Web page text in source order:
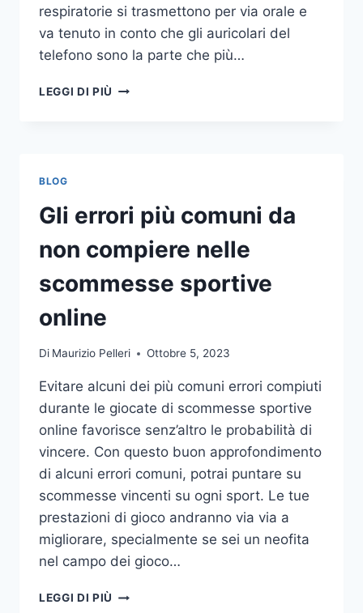
respiratorie si trasmettono per via orale e
va tenuto in conto che gli auricolari del
telefono sono la parte che più…
LEGGI DI PIÙ UN
PULIZIA
DELLE
APPARECCHIATURE
DA
BLOG
Gli errori più comuni da
non compiere nelle
scommesse sportive
online
Di Maurizio Pelleri Ottobre 5, 2023
Evitare alcuni dei più comuni errori compiuti
durante le giocate di scommesse sportive
online favorisce senz’altro le probabilità di
vincere. Con questo buon approfondimento
di alcuni errori comuni, potrai puntare su
scommesse vincenti su ogni sport. Le tue
prestazioni di gioco andranno via via a
migliorare, specialmente se sei un neofita
nel campo dei gioco…
LEGGI DI PIÙ GLI